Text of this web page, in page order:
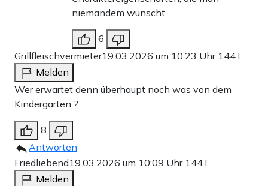
niemandem wünscht.
6
Grillfleischvermieter19.03.2026 um 10:23 Uhr 144T
Melden
Wer erwartet denn überhaupt noch was von dem
Kindergarten ?
8
Antworten
Friedliebend19.03.2026 um 10:09 Uhr 144T
Melden